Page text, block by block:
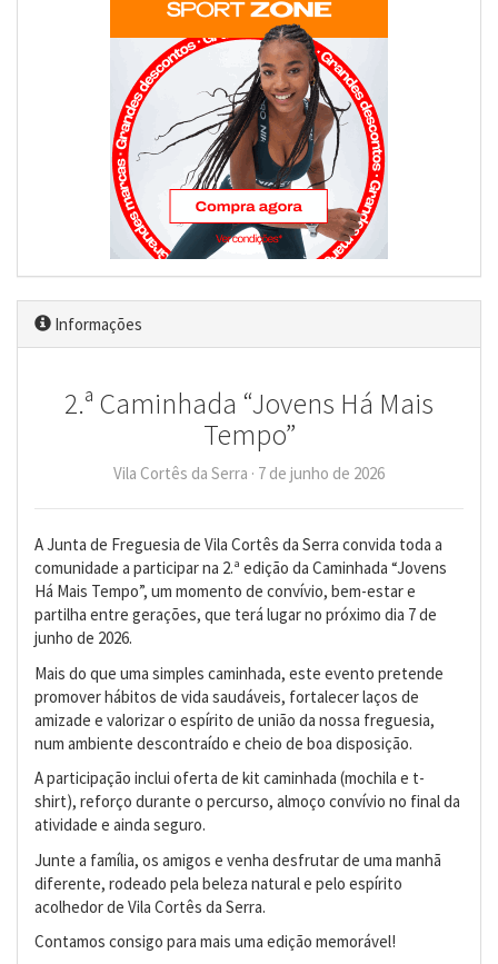
Informações
2.ª Caminhada “Jovens Há Mais
Tempo”
Vila Cortês da Serra · 7 de junho de 2026
A Junta de Freguesia de Vila Cortês da Serra convida toda a
comunidade a participar na 2.ª edição da Caminhada “Jovens
Há Mais Tempo”, um momento de convívio, bem-estar e
partilha entre gerações, que terá lugar no próximo dia 7 de
junho de 2026.
Mais do que uma simples caminhada, este evento pretende
promover hábitos de vida saudáveis, fortalecer laços de
amizade e valorizar o espírito de união da nossa freguesia,
num ambiente descontraído e cheio de boa disposição.
A participação inclui oferta de kit caminhada (mochila e t-
shirt), reforço durante o percurso, almoço convívio no final da
atividade e ainda seguro.
Junte a família, os amigos e venha desfrutar de uma manhã
diferente, rodeado pela beleza natural e pelo espírito
acolhedor de Vila Cortês da Serra.
Contamos consigo para mais uma edição memorável!